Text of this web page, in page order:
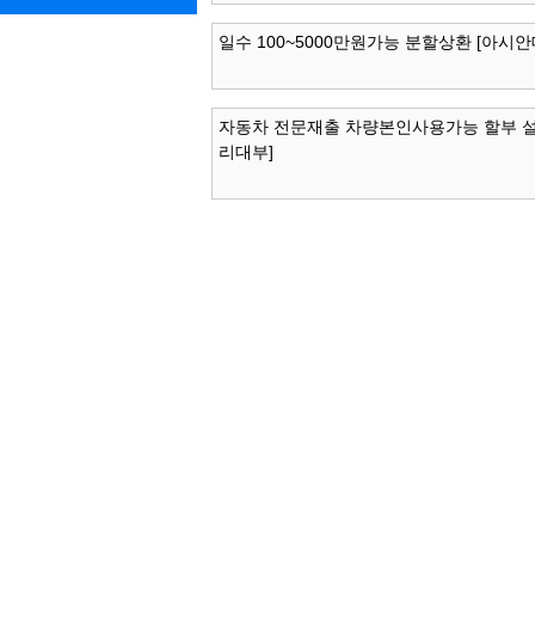
일수 100~5000만원가능 분할상환 [아시
자동차 전문재출 차량본인사용가능 할부
리대부]